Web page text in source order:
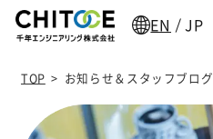
EN /JP
TOP > お知らせ＆スタッフブログ